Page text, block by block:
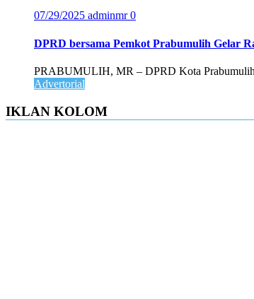
07/29/2025 adminmr0
DPRD bersama Pemkot Prabumulih Gelar
PRABUMULIH, MR – DPRD Kota Prabumulih
Advertorial
IKLAN KOLOM